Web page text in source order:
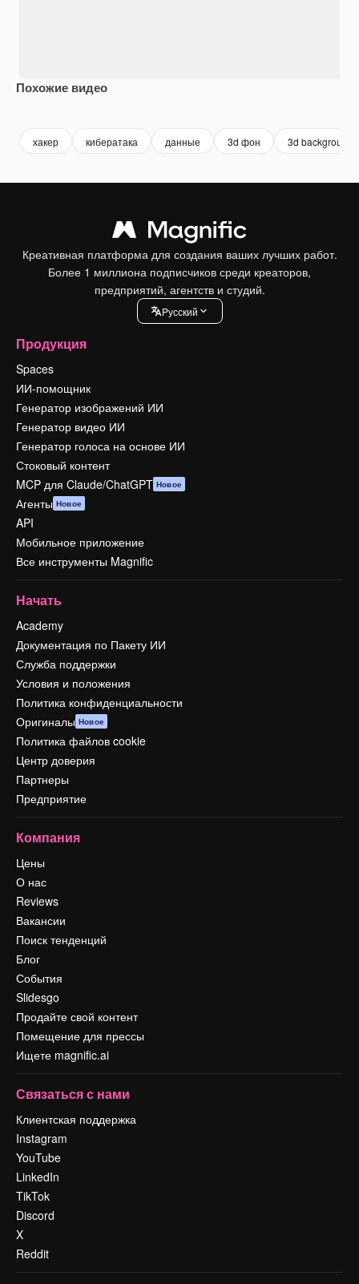
Похожие видео
хакер кибератака данные 3d фон 3d background
Креативная платформа для создания ваших лучших работ.
Более 1 миллиона подписчиков среди креаторов,
предприятий, агентств и студий.
Pусский
Продукция
Spaces
ИИ-помощник
Генератор изображений ИИ
Генератор видео ИИ
Генератор голоса на основе ИИ
Стоковый контент
MCP для Claude/ChatGPT Новое
Агенты Новое
API
Мобильное приложение
Все инструменты Magnific
Начать
Academy
Документация по Пакету ИИ
Служба поддержки
Условия и положения
Политика конфиденциальности
Оригиналы Новое
Политика файлов cookie
Центр доверия
Партнеры
Предприятие
Компания
Цены
О нас
Reviews
Вакансии
Поиск тенденций
Блог
События
Slidesgo
Продайте свой контент
Помещение для прессы
Ищете magnific.ai
Связаться с нами
Клиентская поддержка
Instagram
YouTube
LinkedIn
TikTok
Discord
X
Reddit